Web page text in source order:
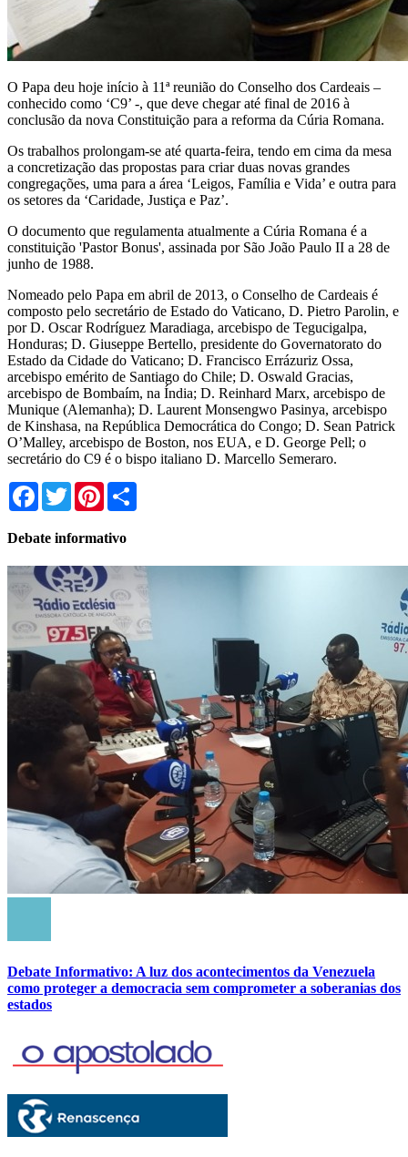
O Papa deu hoje início à 11ª reunião do Conselho dos Cardeais –
conhecido como ‘C9’ -, que deve chegar até final de 2016 à
conclusão da nova Constituição para a reforma da Cúria Romana.
Os trabalhos prolongam-se até quarta-feira, tendo em cima da mesa
a concretização das propostas para criar duas novas grandes
congregações, uma para a área ‘Leigos, Família e Vida’ e outra para
os setores da ‘Caridade, Justiça e Paz’.
O documento que regulamenta atualmente a Cúria Romana é a
constituição 'Pastor Bonus', assinada por São João Paulo II a 28 de
junho de 1988.
Nomeado pelo Papa em abril de 2013, o Conselho de Cardeais é
composto pelo secretário de Estado do Vaticano, D. Pietro Parolin, e
por D. Oscar Rodríguez Maradiaga, arcebispo de Tegucigalpa,
Honduras; D. Giuseppe Bertello, presidente do Governatorato do
Estado da Cidade do Vaticano; D. Francisco Errázuriz Ossa,
arcebispo emérito de Santiago do Chile; D. Oswald Gracias,
arcebispo de Bombaím, na Índia; D. Reinhard Marx, arcebispo de
Munique (Alemanha); D. Laurent Monsengwo Pasinya, arcebispo
de Kinshasa, na República Democrática do Congo; D. Sean Patrick
O’Malley, arcebispo de Boston, nos EUA, e D. George Pell; o
secretário do C9 é o bispo italiano D. Marcello Semeraro.
Facebook
TwitterPinterest
Debate informativo
Debate Informativo: A luz dos acontecimentos da Venezuela
como proteger a democracia sem comprometer a soberanias dos
estados